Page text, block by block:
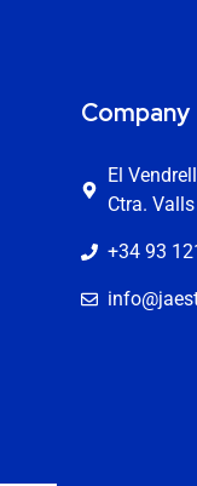
Company
El
Ctra.
+34 93